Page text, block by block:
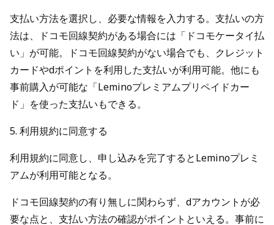
支払い方法を選択し、必要な情報を入力する。支払いの方
法は、ドコモ回線契約がある場合には「ドコモケータイ払
い」が可能。ドコモ回線契約がない場合でも、クレジット
カードやdポイントを利用した支払いが利用可能。他にも
事前購入が可能な「Leminoプレミアムプリペイドカー
ド」を使った支払いもできる。
5. 利用規約に同意する
利用規約に同意し、申し込みを完了するとLeminoプレミ
アムが利用可能となる。
ドコモ回線契約の有り無しに関わらず、dアカウントが必
要な点と、支払い方法の確認がポイントといえる。事前に